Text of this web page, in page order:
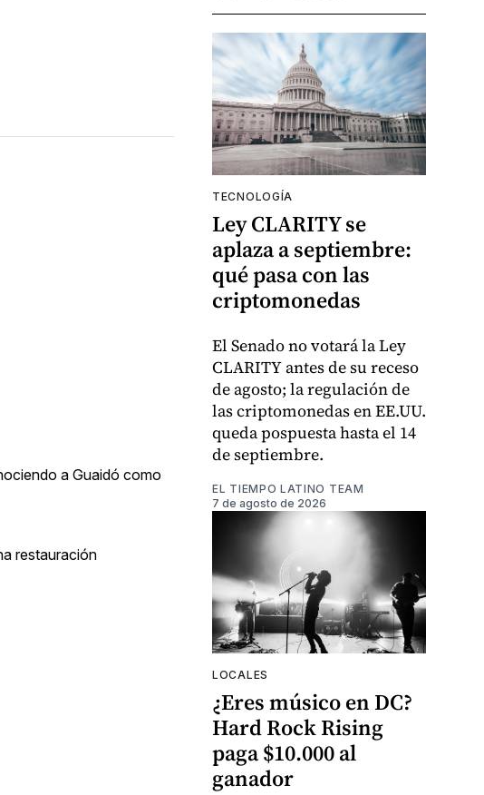
a Guaidó como
restauración
TECNOLOGÍA
Ley CLARITY se
aplaza a septiembre:
qué pasa con las
criptomonedas
El Senado no votará la Ley
CLARITY antes de su receso
de agosto; la regulación de
las criptomonedas en EE.UU.
queda pospuesta hasta el 14
de septiembre.
EL TIEMPO LATINO TEAM
7 de agosto de 2026
LOCALES
¿Eres músico en DC?
Hard Rock Rising
paga $10.000 al
ganador